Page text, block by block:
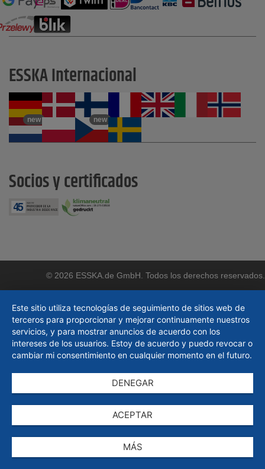
ESSKA Internacional
new new
Socios y certificados
© 2026 ESSKA.de GmbH. Todos los derechos reservados.
Este sitio utiliza tecnologías de seguimiento de sitios web de
terceros para proporcionar y mejorar continuamente nuestros
servicios, y para mostrar anuncios de acuerdo con los
intereses de los usuarios. Estoy de acuerdo y puedo revocar o
cambiar mi consentimiento en cualquier momento en el futuro.
DENEGAR
ACEPTAR
MÁS